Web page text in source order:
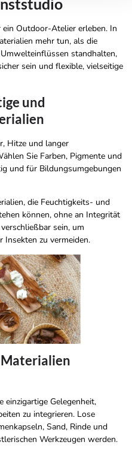
Outdoor-Atelier erleben. In
mehr tun, als die
standhalten,
sein und flexible, vielseitige
und
Hitze und langer
Sie Farben, Pigmente und
und für Bildungsumgebungen
die Feuchtigkeits- und
können, ohne an Integrität
sein, um
Insekten zu vermeiden.
Gelegenheit,
zu integrieren. Lose
Sand, Rinde und
Werkzeugen werden.